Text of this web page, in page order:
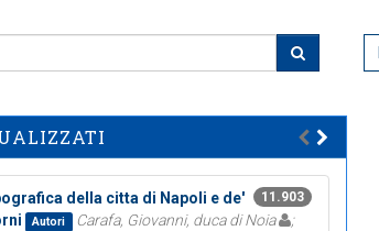
11.903
della citta di Napoli e de'
Autori Carafa, Giovanni, duca di Noia
;